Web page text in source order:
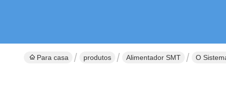
Para casa produtos Alimentador SMT O